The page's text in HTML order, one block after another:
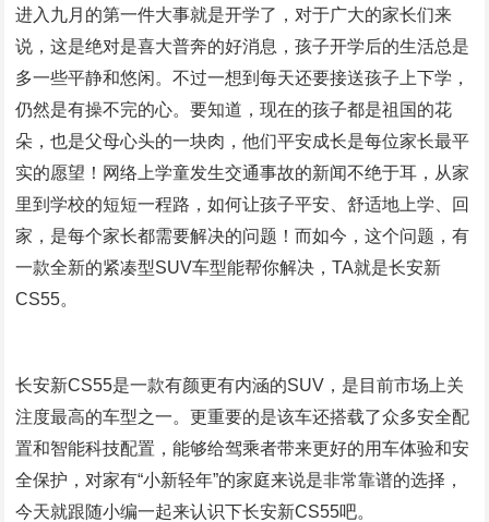
进入九月的第一件大事就是开学了，对于广大的家长们来
说，这是绝对是喜大普奔的好消息，孩子开学后的生活总是
多一些平静和悠闲。不过一想到每天还要接送孩子上下学，
仍然是有操不完的心。要知道，现在的孩子都是祖国的花
朵，也是父母心头的一块肉，他们平安成长是每位家长最平
实的愿望！网络上学童发生交通事故的新闻不绝于耳，从家
里到学校的短短一程路，如何让孩子平安、舒适地上学、回
家，是每个家长都需要解决的问题！而如今，这个问题，有
一款全新的紧凑型SUV车型能帮你解决，TA就是长安新
CS55。
长安新CS55是一款有颜更有内涵的SUV，是目前市场上关
注度最高的车型之一。更重要的是该车还搭载了众多安全配
置和智能科技配置，能够给驾乘者带来更好的用车体验和安
全保护，对家有“小新轻年”的家庭来说是非常靠谱的选择，
今天就跟随小编一起来认识下长安新CS55吧。